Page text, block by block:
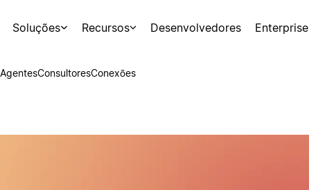
Soluções Recursos Desenvolvedores Enterprise
AgentesConsultoresConexões